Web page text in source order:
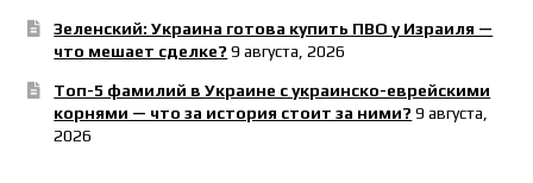
Зеленский: Украина готова купить ПВО у Израиля —
что мешает сделке? 9 августа, 2026
Топ-5 фамилий в Украине с украинско-еврейскими
корнями — что за история стоит за ними? 9 августа,
2026